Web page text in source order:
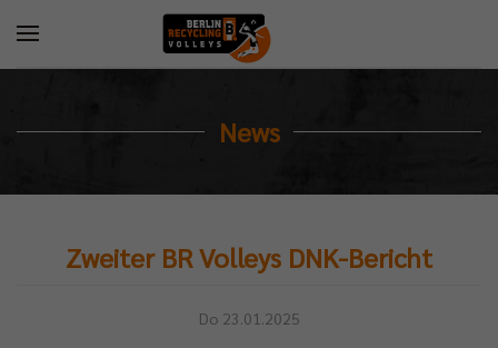
News
Zweiter BR Volleys DNK-Bericht
Do 23.01.2025